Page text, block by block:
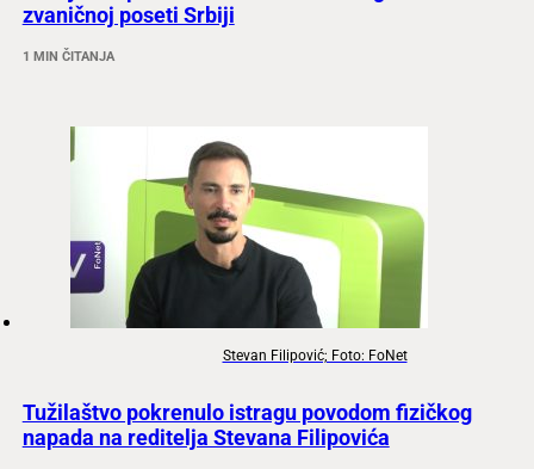
zvaničnoj poseti Srbiji
1 MIN ČITANJA
Stevan Filipović; Foto: FoNet
Tužilaštvo pokrenulo istragu povodom fizičkog
napada na reditelja Stevana Filipovića